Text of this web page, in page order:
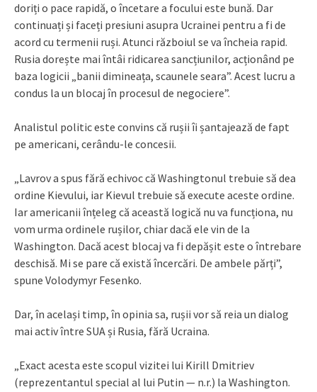
doriți o pace rapidă, o încetare a focului este bună. Dar
continuați și faceți presiuni asupra Ucrainei pentru a fi de
acord cu termenii ruși. Atunci războiul se va încheia rapid.
Rusia dorește mai întâi ridicarea sancțiunilor, acționând pe
baza logicii „banii dimineața, scaunele seara”. Acest lucru a
condus la un blocaj în procesul de negociere”.
Analistul politic este convins că rușii îi șantajează de fapt
pe americani, cerându-le concesii.
„Lavrov a spus fără echivoc că Washingtonul trebuie să dea
ordine Kievului, iar Kievul trebuie să execute aceste ordine.
Iar americanii înțeleg că această logică nu va funcționa, nu
vom urma ordinele rușilor, chiar dacă ele vin de la
Washington. Dacă acest blocaj va fi depășit este o întrebare
deschisă. Mi se pare că există încercări. De ambele părți”,
spune Volodymyr Fesenko.
Dar, în același timp, în opinia sa, rușii vor să reia un dialog
mai activ între SUA și Rusia, fără Ucraina.
„Exact acesta este scopul vizitei lui Kirill Dmitriev
(reprezentantul special al lui Putin — n.r.) la Washington.